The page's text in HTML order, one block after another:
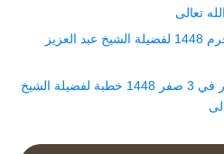
تعالى
خطبة الاستسقاء والدعاء 26 محرم 1448 لفضيلة الشيخ عبد العزيز
بعض الأمور الجالبة لغضب الجبار في 3 صفر 1448 خطبة لفضيلة الشيخ